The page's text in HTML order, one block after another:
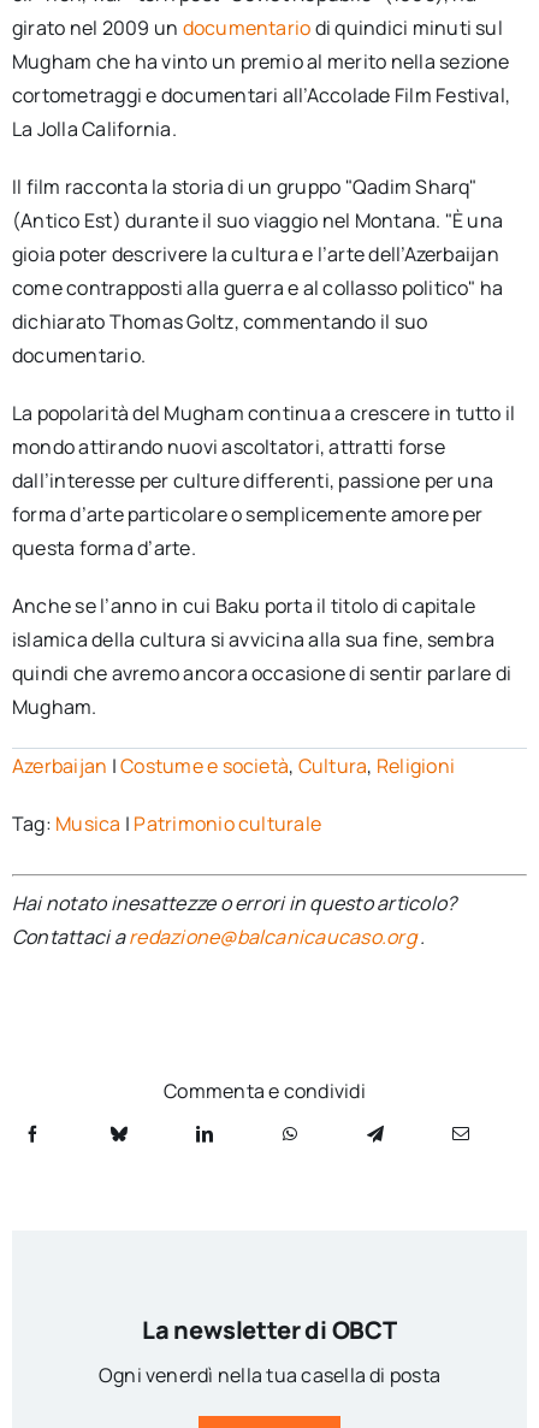
girato nel 2009 un documentariodi quindici minuti sul
Mugham che ha vinto un premio al merito nella sezione
cortometraggi e documentari all’Accolade Film Festival,
La Jolla California.
Il film racconta la storia di un gruppo "Qadim Sharq"
(Antico Est) durante il suo viaggio nel Montana. "È una
gioia poter descrivere la cultura e l’arte dell’Azerbaijan
come contrapposti alla guerra e al collasso politico" ha
dichiarato Thomas Goltz, commentando il suo
documentario.
La popolarità del Mugham continua a crescere in tutto il
mondo attirando nuovi ascoltatori, attratti forse
dall’interesse per culture differenti, passione per una
forma d’arte particolare o semplicemente amore per
questa forma d’arte.
Anche se l’anno in cui Baku porta il titolo di capitale
islamica della cultura si avvicina alla sua fine, sembra
quindi che avremo ancora occasione di sentir parlare di
Mugham.
Azerbaijan |Costume e società, Cultura, Religioni
Tag: Musica | Patrimonio culturale
Hai notato inesattezze o errori in questo articolo?
Contattaci aredazione@balcanicaucaso.org.
Commenta e condividi
La newsletter di OBCT
Ogni venerdì nella tua casella di posta